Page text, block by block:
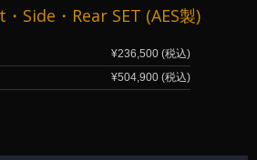
Side・Rear SET (AES製)
¥236,500 (税込)
¥504,900 (税込)